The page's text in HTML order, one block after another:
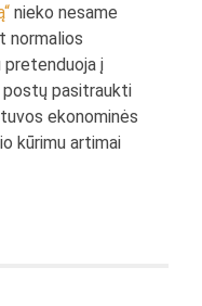
nieko nesame
normalios
pretenduoja į
postų pasitraukti
ekonominės
kūrimu artimai